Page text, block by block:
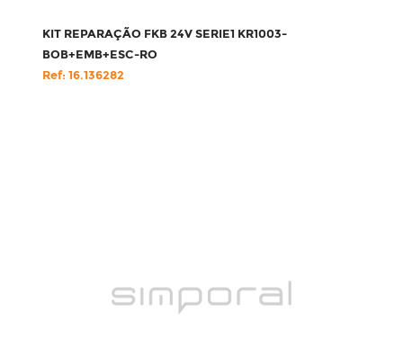
KIT REPARAÇÃO FKB 24V SERIE1 KR1003-
BOB+EMB+ESC-RO
Ref: 16.136282